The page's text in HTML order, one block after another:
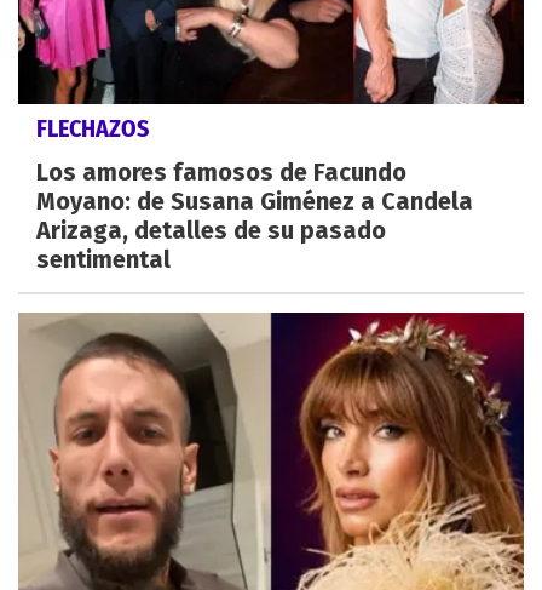
FLECHAZOS
Los amores famosos de Facundo
Moyano: de Susana Giménez a Candela
Arizaga, detalles de su pasado
sentimental